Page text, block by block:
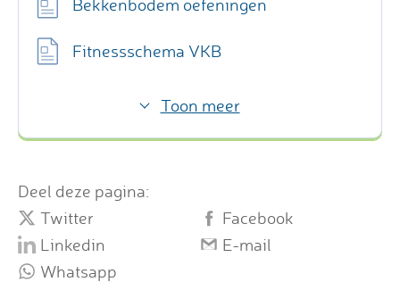
Bekkenbodem oefeningen
Fitnessschema VKB
Toon meer
Deel deze pagina:
Twitter
Facebook
Linkedin
E-mail
Whatsapp